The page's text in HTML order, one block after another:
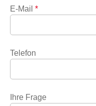
E-Mail *
Telefon
Ihre Frage